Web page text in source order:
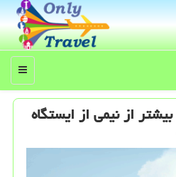
منو
از نیمی از ایستگاه